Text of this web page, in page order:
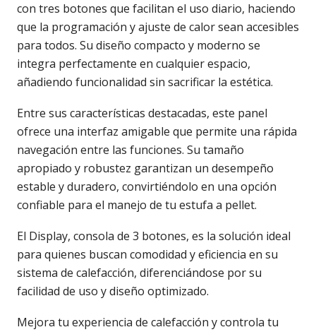
con tres botones que facilitan el uso diario, haciendo
que la programación y ajuste de calor sean accesibles
para todos. Su diseño compacto y moderno se
integra perfectamente en cualquier espacio,
añadiendo funcionalidad sin sacrificar la estética.
Entre sus características destacadas, este panel
ofrece una interfaz amigable que permite una rápida
navegación entre las funciones. Su tamaño
apropiado y robustez garantizan un desempeño
estable y duradero, convirtiéndolo en una opción
confiable para el manejo de tu estufa a pellet.
El Display, consola de 3 botones, es la solución ideal
para quienes buscan comodidad y eficiencia en su
sistema de calefacción, diferenciándose por su
facilidad de uso y diseño optimizado.
Mejora tu experiencia de calefacción y controla tu